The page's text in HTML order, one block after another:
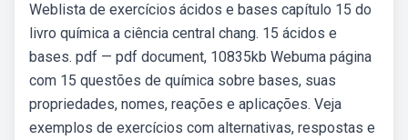
Weblista de exercícios ácidos e bases capítulo 15 do
livro química a ciência central chang. 15 ácidos e
bases. pdf — pdf document, 10835kb Webuma página
com 15 questões de química sobre bases, suas
propriedades, nomes, reações e aplicações. Veja
exemplos de exercícios com alternativas, respostas e